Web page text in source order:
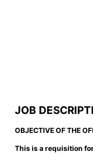
JOB
OBJECTIVE OF THE
This is a requisition